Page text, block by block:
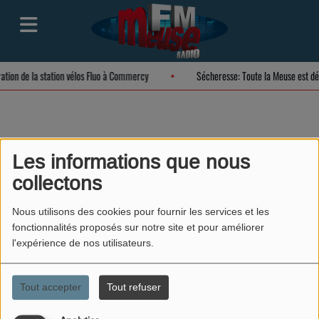
Les informations que nous
collectons
Nous utilisons des cookies pour fournir les services et les
fonctionnalités proposés sur notre site et pour améliorer
l'expérience de nos utilisateurs.
Tout accepter Tout refuser
de la station vélos Fluo à Commercy Sécheresse: Toute la Meuse est